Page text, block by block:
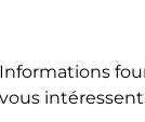
Informations
vous